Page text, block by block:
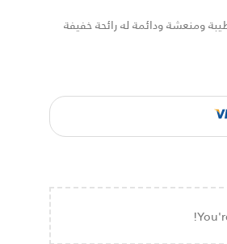
ومنعشة ودائمة له رائحة خفيفة